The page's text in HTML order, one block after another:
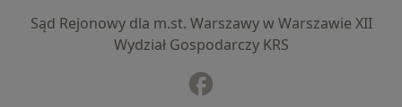
Sąd Rejonowy dla m.st. Warszawy w Warszawie XII
Wydział Gospodarczy KRS